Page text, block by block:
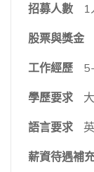
招募人數
1
股票與獎金
工作經歷
學歷要求
語言要求
薪資待遇補